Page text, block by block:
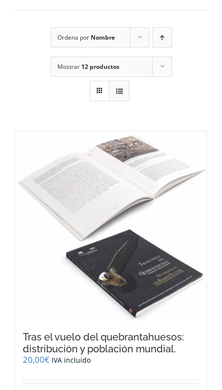
Ordena por Nombre
Mostrar 12 productos
Tras el vuelo del quebrantahuesos:
distribución y población mundial.
20,00€ IVA incluido